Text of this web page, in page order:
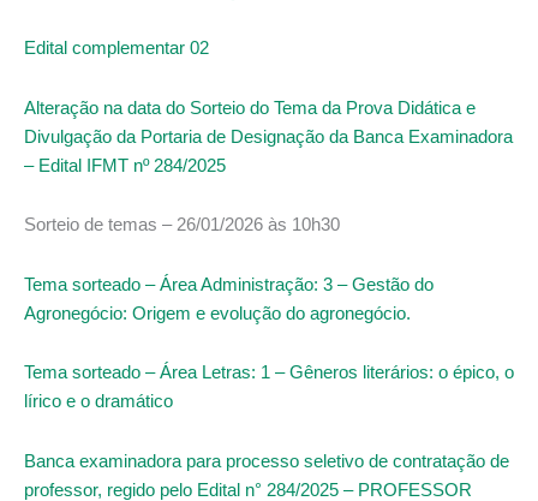
Edital complementar 02
Alteração na data do Sorteio do Tema da Prova Didática e
Divulgação da Portaria de Designação da Banca Examinadora
– Edital IFMT nº 284/2025
Sorteio de temas – 26/01/2026 às 10h30
Tema sorteado – Área Administração: 3 – Gestão do
Agronegócio: Origem e evolução do agronegócio.
Tema sorteado – Área Letras: 1 – Gêneros literários: o épico, o
lírico e o dramático
Banca examinadora para processo seletivo de contratação de
professor, regido pelo Edital n° 284/2025 – PROFESSOR